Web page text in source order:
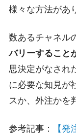
様々な方法があ
数あるチャネル
バリーすること
思決定がなされ
に必要な知見が
スか、外注かを
参考記事：
【